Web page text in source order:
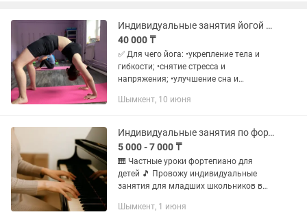
Индивидуальные занятия йогой онлайн
40 000 ₸
✅ Для чего йога: •укрепление тела и
гибкости; •снятие стресса и
напряжения; •улучшение сна и
энергии и концентрации. 💻 Как
формат —...
Шымкент, 10 июня
Индивидуальные занятия по фортепиано
5 000 - 7 000 ₸
🎹 Частные уроки фортепиано для
детей 🎵 Провожу индивидуальные
занятия для младших школьников в
доброжелательной, творческой
Шымкент, 1 июня